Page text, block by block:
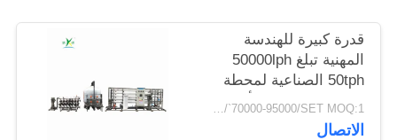
POLICY
قدرة كبيرة للهندسة
المهنية تبلغ 50000lph
50tph الصناعية لمحطة
معالجة المياه RO أنظمة
التناضح العكسي
USD/`70000-95000/SET MOQ:1 مجموعة
الاتصال